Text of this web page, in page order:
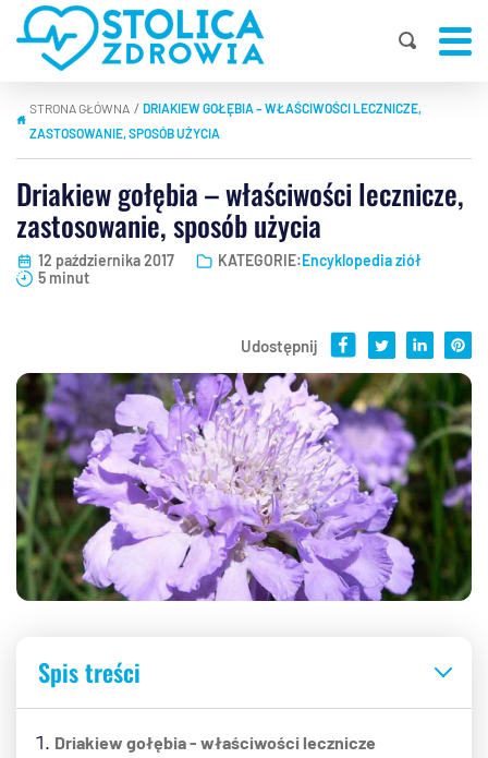
STRONA GŁÓWNA | DRIAKIEW GOŁĘBIA – WŁAŚCIWOŚCI LECZNICZE,
ZASTOSOWANIE, SPOSÓB UŻYCIA
Driakiew gołębia – właściwości lecznicze,
zastosowanie, sposób użycia
12 października 2017 KATEGORIE:Encyklopedia ziół
5 minut
Udostępnij
Spis treści
Driakiew gołębia - właściwości lecznicze